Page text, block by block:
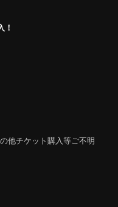
！
他チケット購入等ご不明